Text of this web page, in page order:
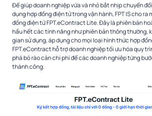
Để giúp doanh nghiệp vừa và nhỏ bắt nhịp chuyển
dụng hợp đồng điện tử trong vận hành, FPT IS cho ra
đồng điện tử FPT.eContract Lite. Đây là phiên bản
hầu hết các tính năng như phiên bản thông thường,
gian sử dụng, áp dụng cho mọi loại hình thức hợp
FPT.eContract hỗ trợ doanh nghiệp tối ưu hóa quy
phá bỏ rào cản chi phí để các doanh nghiệp từng
thành công.